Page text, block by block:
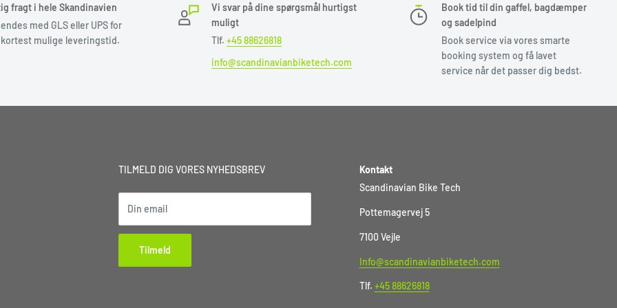
på disken i evt. butik.
embellage 1 til 2
at sende din enhed ind.
label udvendigt på
fragt i hele Skandinavien
med GLS eller UPS for
mulige leveringstid.
Vi svar på dine spørgsmål hurtigst
muligt
Tlf. +45 88626818
info@scandinavianbiketech.com
Book tid til din gaffel, bagdæmper
og sadelpind
Book service via vores smarte
booking system og få lavet
service når det passer dig bedst.
TILMELD DIG VORES NYHEDSBREV
Din email
Tilmeld
Kontakt
Scandinavian Bike Tech
Pottemagervej 5
7100 Vejle
Info@scandinavianbiketech.com
Tlf. +45 88626818